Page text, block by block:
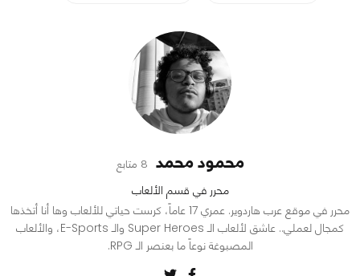
محمود محمد 8 متابع
محرر في قسم الألعاب
محرر في موقع عرب هاردوير. عمري 17 عاماً، كرست حياتي للألعاب وها أنا أتخذها
كمجال لعملي.. عاشق لألعاب الـ Super Heroes والـ E-Sports، والألعاب
المصبوغة نوعاً ما بعنصر الـ RPG.